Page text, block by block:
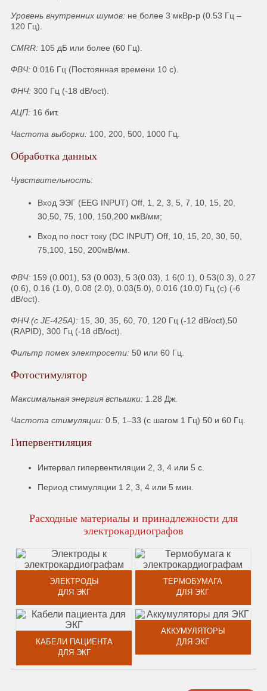
Уровень внутренних шумов:не более 3 мкВр-р (0.53 Гц –
120 Гц).
CMRR:105 дБ или более (60 Гц).
ФВЧ:0.016 Гц (Постоянная времени 10 с).
ФНЧ:300 Гц (-18 dB/oct).
АЦП:16 бит.
Частота выборки:100, 200, 500, 1000 Гц.
Обработка данных
Чувствительность:
Вход ЭЭГ (EEG INPUT) Off, 1, 2, 3, 5, 7, 10, 15, 20,
30,50, 75, 100, 150,200 мкВ/мм;
Вход по пост току (DC INPUT) Off, 10, 15, 20, 30, 50,
75,100, 150, 200мВ/мм.
ФВЧ:159 (0.001), 53 (0.003), 5 3(0.03), 1 6(0.1), 0.53(0.3), 0.27
(0.6), 0.16 (1.0), 0.08 (2.0), 0.03(5.0), 0.016 (10.0) Гц (с) (-6
dB/oct).
ФНЧ (с JE-425A):15, 30, 35, 60, 70, 120 Гц (-12 dB/oct),50
(RAPID), 300 Гц (-18 dB/oct).
Фильтр помех электросети:50 или 60 Гц.
Фотостимулятор
Максимальная энергия вспышки:1.28 Дж.
Частота стимуляции:0.5, 1–33 (с шагом 1 Гц) 50 и 60 Гц.
Гипервентиляция
Интервал гипервентиляции 2, 3, 4 или 5 с.
Период стимуляции 1 2, 3, 4 или 5 мин.
Расходные материалы и принадлежности для
электрокардиографов
ЭЛЕКТРОДЫ
ДЛЯ ЭКГ
ТЕРМОБУМАГА
ДЛЯ ЭКГ
КАБЕЛИ ПАЦИЕНТА
ДЛЯ ЭКГ
АККУМУЛЯТОРЫ
ДЛЯ ЭКГ